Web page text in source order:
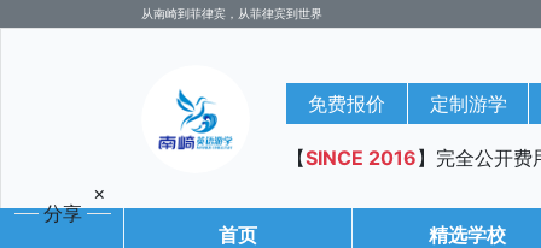
从南崎到菲律宾，从菲律宾到世界
免费报价 定制游学
【SINCE 2016】完全公开费
首页 精选学校
×
分享